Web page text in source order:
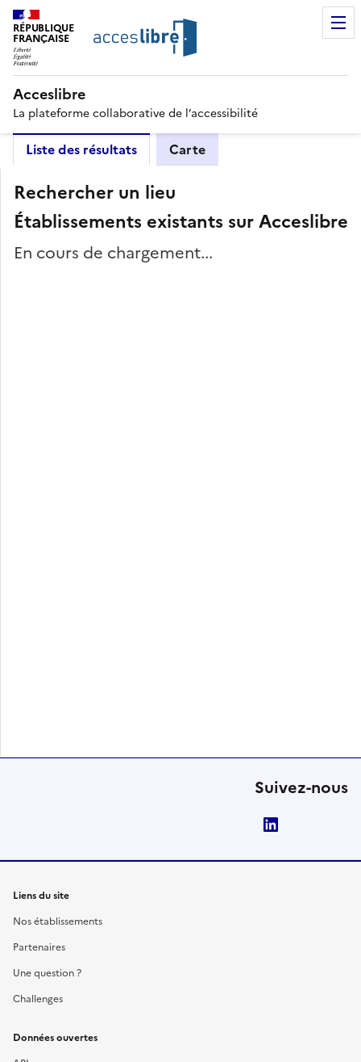
RÉPUBLIQUE
FRANÇAISE
Acceslibre
La plateforme collaborative de l’accessibilité
Liste des résultats Carte
Rechercher un lieu
Établissements existants sur Acceslibre
En cours de chargement...
Suivez-nous
Liens du site
Nos établissements
Partenaires
Une question ?
Challenges
Données ouvertes